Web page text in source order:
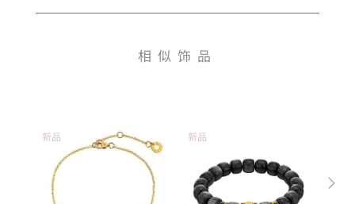
相似饰品
新品 新品